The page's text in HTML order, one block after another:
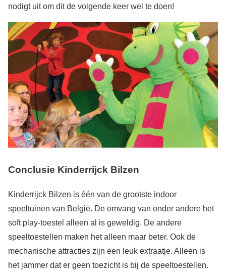
nodigt uit om dit de volgende keer wel te doen!
Conclusie Kinderrijck Bilzen
Kinderrijck Bilzen is één van de grootste indoor
speeltuinen van België. De omvang van onder andere het
soft play-toestel alleen al is geweldig. De andere
speeltoestellen maken het alleen maar beter. Ook de
mechanische attracties zijn een leuk extraatje. Alleen is
het jammer dat er geen toezicht is bij de speeltoestellen.